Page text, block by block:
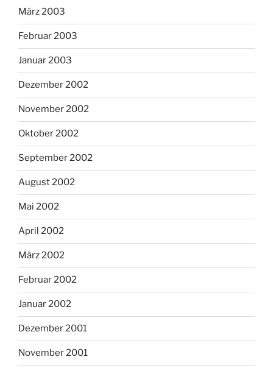
März 2003
Februar 2003
Januar 2003
Dezember 2002
November 2002
Oktober 2002
September 2002
August 2002
Mai 2002
April 2002
März 2002
Februar 2002
Januar 2002
Dezember 2001
November 2001